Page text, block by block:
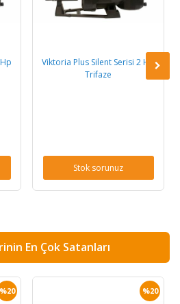
Viktoria Plus Silent Serisi 2 Hp
Trifaze
Stok sorunuz
En Çok Satanları
%20 %20